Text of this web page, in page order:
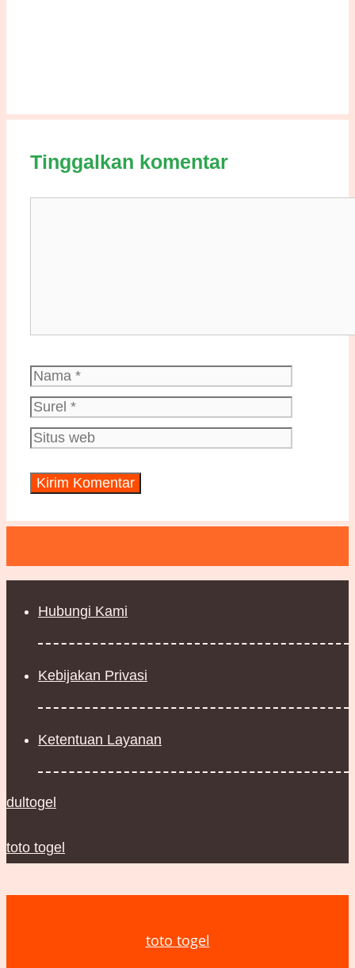
Tinggalkan komentar
Nama
Hubungi Kami
Kebijakan Privasi
Ketentuan Layanan
dultogel
toto togel
toto togel